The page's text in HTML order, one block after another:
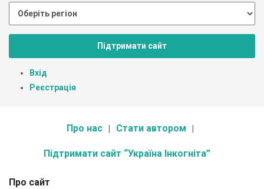
Підтримати сайт
Вхід
Реєстрація
Про нас Стати автором
Підтримати сайт “Україна Інкогніта”
Про сайт